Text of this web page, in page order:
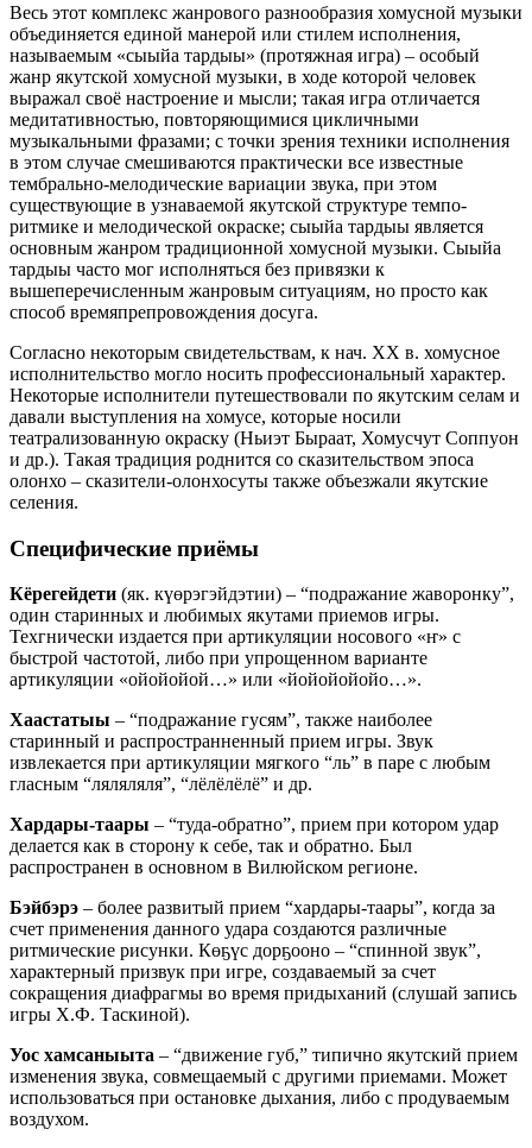
Весь этот комплекс жанрового разнообразия хомусной музыки
объединяется единой манерой или стилем исполнения,
называемым «сыыйа тардыы» (протяжная игра) – особый
жанр якутской хомусной музыки, в ходе которой человек
выражал своё настроение и мысли; такая игра отличается
медитативностью, повторяющимися цикличными
музыкальными фразами; с точки зрения техники исполнения
в этом случае смешиваются практически все известные
тембрально-мелодические вариации звука, при этом
существующие в узнаваемой якутской структуре темпо-
ритмике и мелодической окраске; сыыйа тардыы является
основным жанром традиционной хомусной музыки. Сыыйа
тардыы часто мог исполняться без привязки к
вышеперечисленным жанровым ситуациям, но просто как
способ времяпрепровождения досуга.
Согласно некоторым свидетельствам, к нач. ХХ в. хомусное
исполнительство могло носить профессиональный характер.
Некоторые исполнители путешествовали по якутским селам и
давали выступления на хомусе, которые носили
театрализованную окраску (Ньиэт Быраат, Хомусчут Соппуон
и др.). Такая традиция роднится со сказительством эпоса
олонхо – сказители-олонхосуты также объезжали якутские
селения.
Специфические приёмы
Кёрегейдети (як. күөрэгэйдэтии) – “подражание жаворонку”,
один старинных и любимых якутами приемов игры.
Техгнически издается при артикуляции носового «ҥ» с
быстрой частотой, либо при упрощенном варианте
артикуляции «ойойойой…» или «йойойойойо…».
Хаастатыы – “подражание гусям”, также наиболее
старинный и распространненный прием игры. Звук
извлекается при артикуляции мягкого “ль” в паре с любым
гласным “ляляляля”, “лёлёлёлё” и др.
Хардары-таары – “туда-обратно”, прием при котором удар
делается как в сторону к себе, так и обратно. Был
распространен в основном в Вилюйском регионе.
Бэйбэрэ – более развитый прием “хардары-таары”, когда за
счет применения данного удара создаются различные
ритмические рисунки. Көҕүс дорҕооно – “спинной звук”,
характерный призвук при игре, создаваемый за счет
сокращения диафрагмы во время придыханий (слушай запись
игры Х.Ф. Таскиной).
Уос хамсаныыта – “движение губ,” типично якутский прием
изменения звука, совмещаемый с другими приемами. Может
использоваться при остановке дыхания, либо с продуваемым
воздухом.